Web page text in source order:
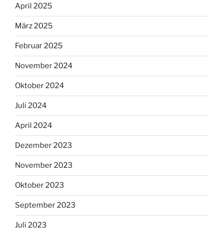
April 2025
März 2025
Februar 2025
November 2024
Oktober 2024
Juli 2024
April 2024
Dezember 2023
November 2023
Oktober 2023
September 2023
Juli 2023